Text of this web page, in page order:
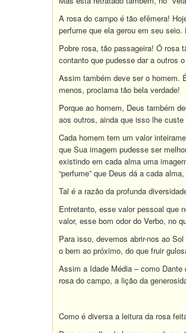
A rosa do campo é tão efêmera!
perfume que ela gerou em seu
Pobre rosa, tão passageira! Ó rosa
contanto que pudesse dar a outros
Assim também deve ser o homem.
menos, proclama tão bela verdade!
Porque ao homem, Deus também
aos outros, ainda que isso lhe custe
Cada homem tem um valor
que Sua imagem pudesse ser
existindo em cada alma uma
“perfume” que Deus dá a cada
Tal é a razão da profunda
Entretanto, esse valor pessoal que
valor, esse bom odor do Verbo, no
Para isso, devemos abrir-nos ao
o bem ao próximo, do que fruir
Assim a Idade Média – como
rosa do campo, a lição da
Como é diversa a leitura da rosa